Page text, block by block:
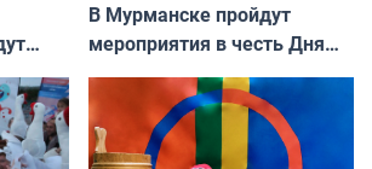
В Мурманске пройдут
мероприятия в честь Дня
физкультурника